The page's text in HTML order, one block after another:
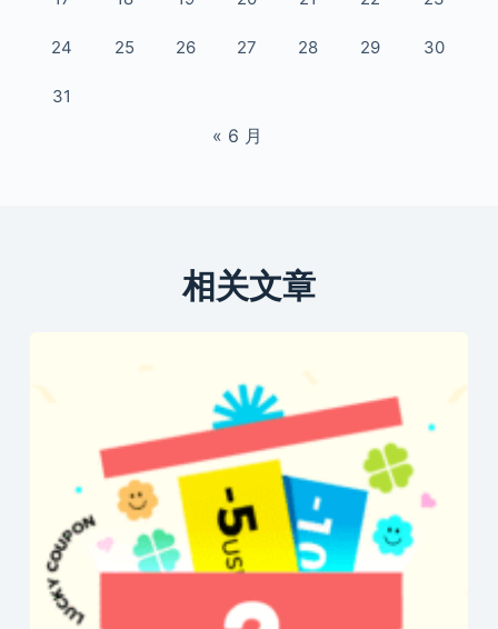
24 25 26 27 28 29 30
31
« 6 月
相关文章